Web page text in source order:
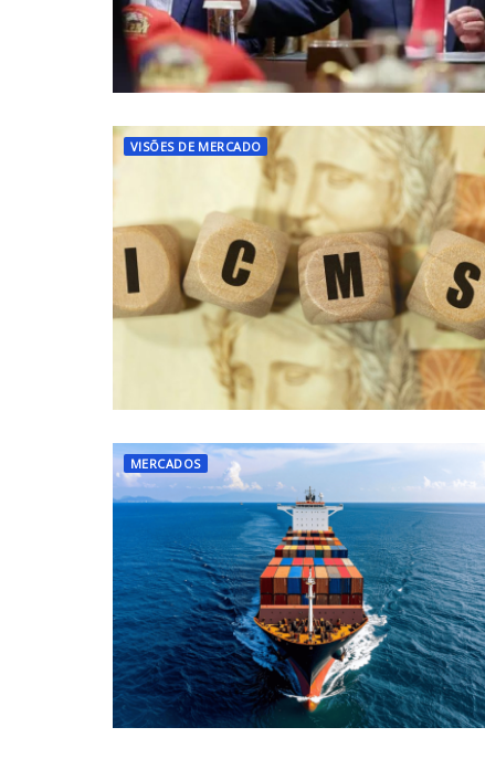
VISÕES DE MERCADO
MERCADOS